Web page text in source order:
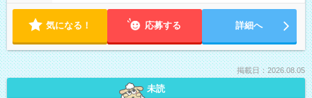
気になる！ 応募する 詳細へ
掲載日：2026.08.05
未読